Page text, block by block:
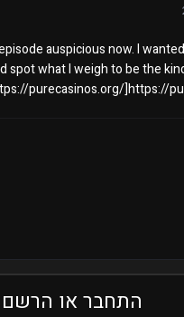
auspicious now. I
spot what I weigh to be the
purecasinos.org/]https://
התחבר או הרשם